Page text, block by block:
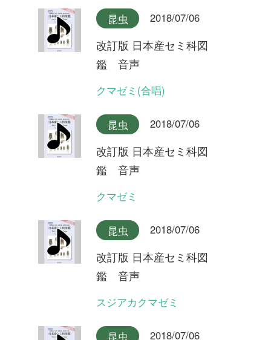
改訂版 日本産セミ科図
鑑 音声
ミヤコニイニイ
2018/07/06
改訂版 日本産セミ科図
鑑 音声
クロイワニイニイ奄美大島産
昆虫
鑑 音声
クロイワニイニイ沖縄本島産
昆虫 2018/07/06
改訂版 日本産セミ科図
ヤエヤマニイニイ